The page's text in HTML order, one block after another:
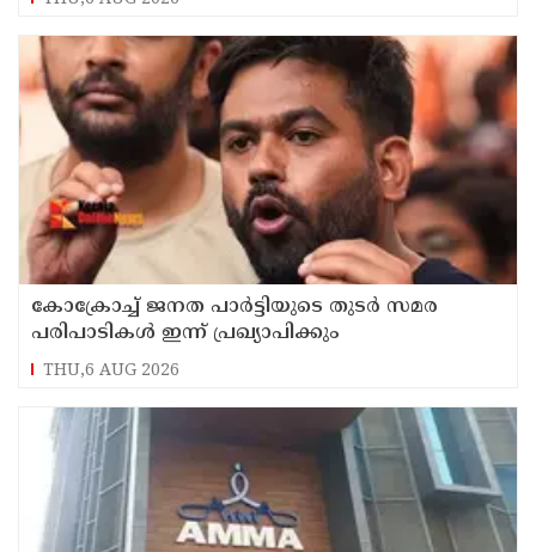
കോക്രോച്ച് ജനത പാര്‍ട്ടിയുടെ തുടര്‍ സമര
പരിപാടികള്‍ ഇന്ന് പ്രഖ്യാപിക്കും
THU,6 AUG 2026